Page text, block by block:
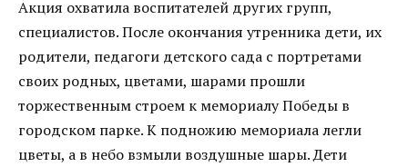
Акция охватила воспитателей других групп,
специалистов. После окончания утренника дети, их
родители, педагоги детского сада с портретами
своих родных, цветами, шарами прошли
торжественным строем к мемориалу Победы в
городском парке. К подножию мемориала легли
цветы, а в небо взмыли воздушные шары. Дети